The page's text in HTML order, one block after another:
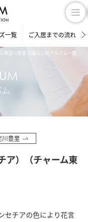
一覧 ご入居までの流れ
東淀川豊里 の暮らしのアルバム一覧
川豊里
ア）（チャーム東
セチアの色により花言